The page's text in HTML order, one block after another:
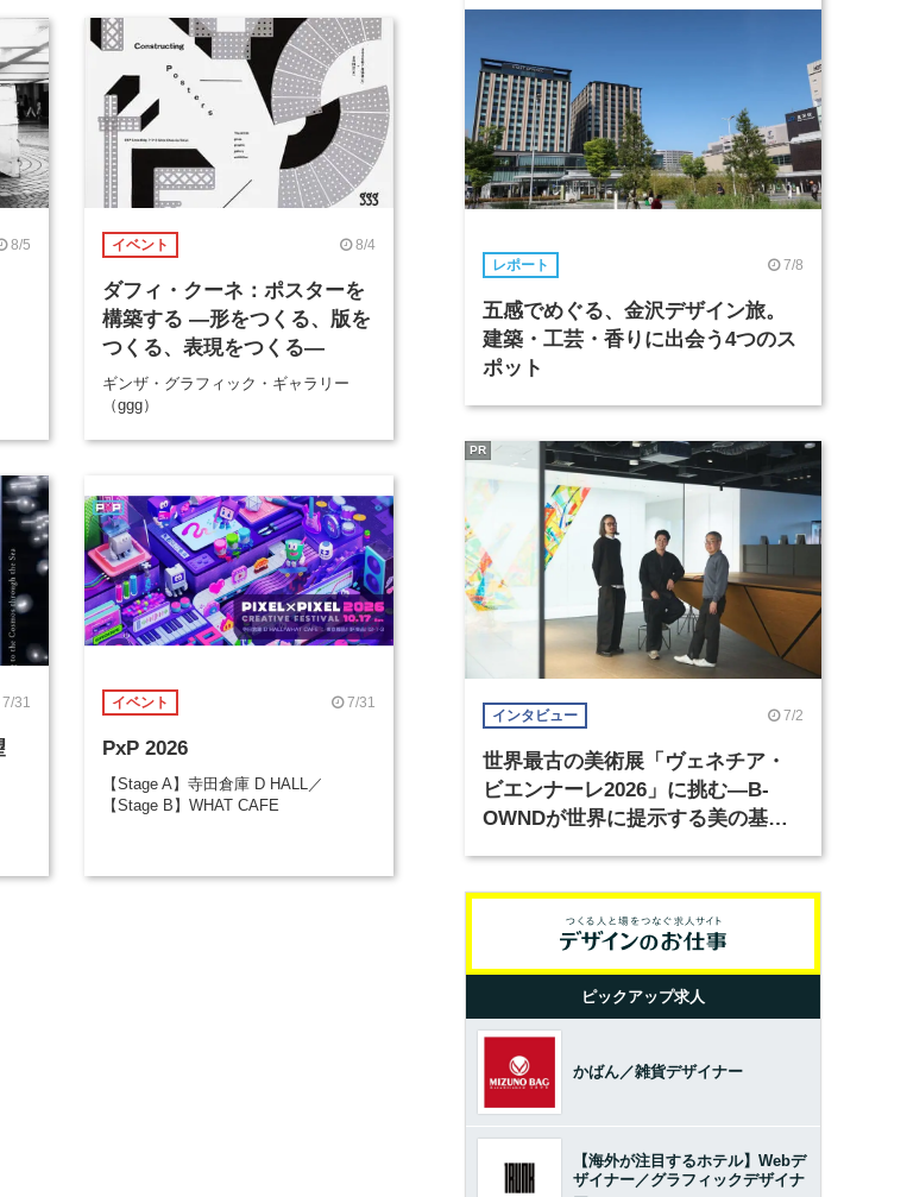
8/5 イベント 8/4
ダフィ・クーネ：ポスターを
構築する ―形をつくる、版を
つくる、表現をつくる―
ギンザ・グラフィック・ギャラリー
（ggg）
7/31 イベント 7/31
PxP 2026
【Stage A】寺田倉庫 D HALL／
【Stage B】WHAT CAFE
レポート 7/8
五感でめぐる、金沢デザイン旅。
建築・工芸・香りに出会う4つのス
ポット
インタビュー 7/2
世界最古の美術展「ヴェネチア・
ビエンナーレ2026」に挑む―B-
OWNDが世界に提示する美の基準
PR
ピックアップ求人
かばん／雑貨デザイナー
【海外が注目するホテル】Webデ
ザイナー／グラフィックデザイナ